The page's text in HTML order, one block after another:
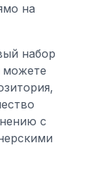
на
набор
можете
с